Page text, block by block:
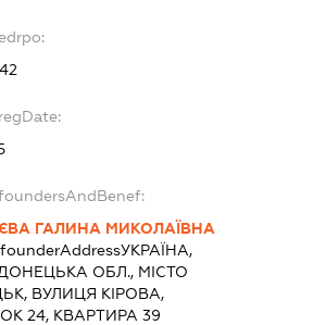
ГАЛИНА МИКОЛАЇВНА
УКРАЇНА,
ДОНЕЦЬКА ОБЛ., МІСТО
ВУЛИЦЯ КІРОВА,
24, КВАРТИРА 39